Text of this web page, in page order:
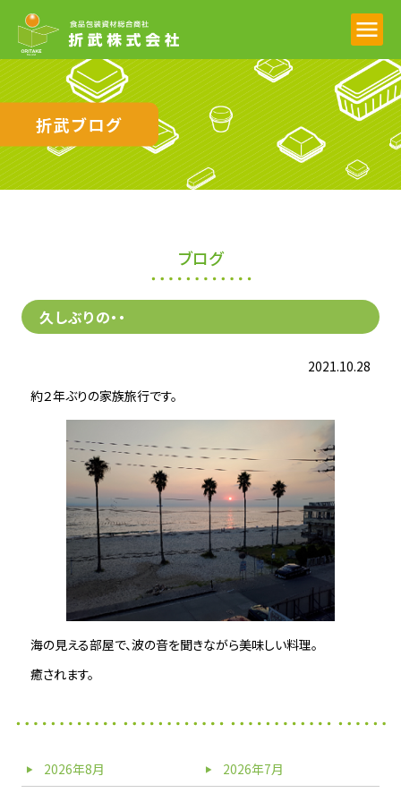
折武ブログ
ブログ
久しぶりの・・
2021.10.28
約２年ぶりの家族旅行です。
海の見える部屋で、波の音を聞きながら美味しい料理。
癒されます。
2026年8月
2026年7月